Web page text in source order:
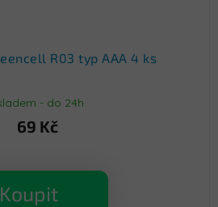
R03 typ AAA 4 ks
- do 24h
69 Kč
Koupit